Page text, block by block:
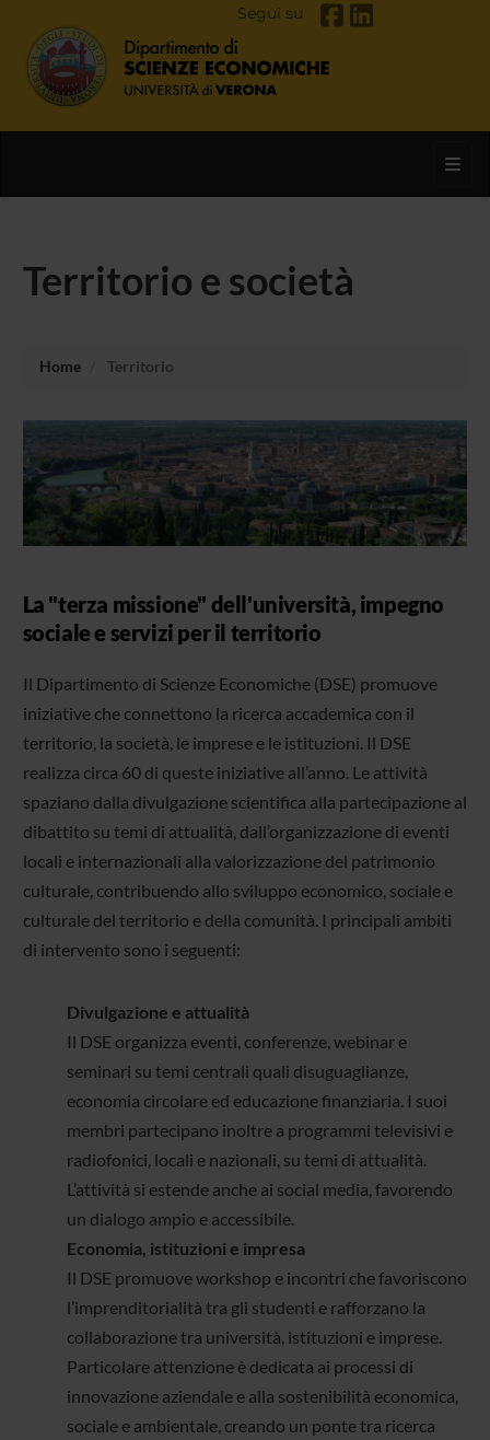
Segui su
Territorio e società
Home Territorio
La "terza missione" dell'università, impegno
sociale e servizi per il territorio
Il Dipartimento di Scienze Economiche (DSE) promuove
iniziative che connettono la ricerca accademica con il
territorio, la società, le imprese e le istituzioni. Il DSE
realizza circa 60 di queste iniziative all’anno. Le attività
spaziano dalla divulgazione scientifica alla partecipazione al
dibattito su temi di attualità, dall’organizzazione di eventi
locali e internazionali alla valorizzazione del patrimonio
culturale, contribuendo allo sviluppo economico, sociale e
culturale del territorio e della comunità. I principali ambiti
di intervento sono i seguenti:
Divulgazione e attualità
Il DSE organizza eventi, conferenze, webinar e
seminari su temi centrali quali disuguaglianze,
economia circolare ed educazione finanziaria. I suoi
membri partecipano inoltre a programmi televisivi e
radiofonici, locali e nazionali, su temi di attualità.
L’attività si estende anche ai social media, favorendo
un dialogo ampio e accessibile.
Economia, istituzioni e impresa
Il DSE promuove workshop e incontri che favoriscono
l’imprenditorialità tra gli studenti e rafforzano la
collaborazione tra università, istituzioni e imprese.
Particolare attenzione è dedicata ai processi di
innovazione aziendale e alla sostenibilità economica,
sociale e ambientale, creando un ponte tra ricerca